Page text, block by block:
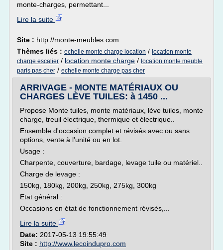
monte-charges, permettant...
Lire la suite
Site : http://monte-meubles.com
Thèmes liés : echelle monte charge location / location monte
charge escalier / location monte charge / location monte meuble
paris pas cher / echelle monte charge pas cher
ARRIVAGE - MONTE MATÉRIAUX OU
CHARGES LÈVE TUILES: à 1450 ...
Propose Monte tuiles, monte matériaux, lève tuiles, monte
charge, treuil électrique, thermique et électrique..
Ensemble d'occasion complet et révisés avec ou sans
options, vente à l'unité ou en lot.
Usage :
Charpente, couverture, bardage, levage tuile ou matériel..
Charge de levage :
150kg, 180kg, 200kg, 250kg, 275kg, 300kg
Etat général :
Occasions en état de fonctionnement révisés,...
Lire la suite
Date: 2017-05-13 19:55:49
Site : http://www.lecoindupro.com